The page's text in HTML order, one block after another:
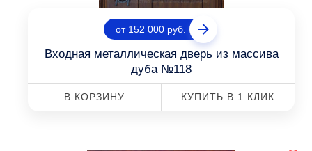
от 152 000 руб.
Входная металлическая дверь из массива
дуба №118
В КОРЗИНУ КУПИТЬ В 1 КЛИК